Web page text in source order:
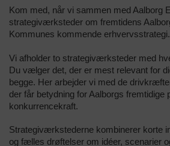
Kom med, når vi sammen med Aalborg
strategiværksteder om fremtidens
Kommunes kommende erhvervsstrategi.
Vi afholder to strategiværksteder med
Du vælger det, der er mest relevant for
begge. Her arbejder vi med de
der får betydning for Aalborgs fremtidige
konkurrencekraft.
Strategiværkstederne kombinerer korte
og fælles drøftelser om idéer, scenarier